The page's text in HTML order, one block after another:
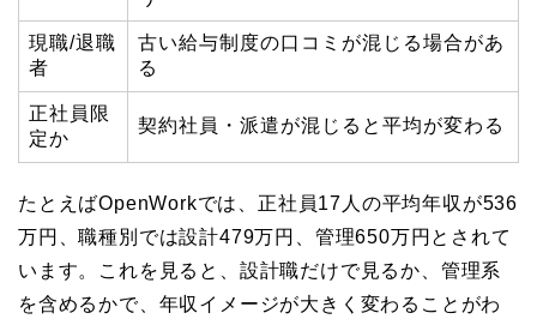
現職/退職
者
古い給与制度の口コミが混じる場合があ
る
正社員限
定か
契約社員・派遣が混じると平均が変わる
たとえばOpenWorkでは、正社員17人の平均年収が536
万円、職種別では設計479万円、管理650万円とされて
います。これを見ると、設計職だけで見るか、管理系
を含めるかで、年収イメージが大きく変わることがわ